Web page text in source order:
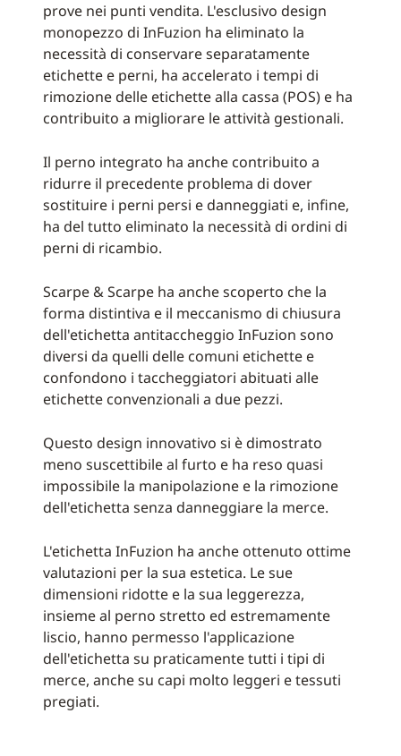
prove nei punti vendita. L'esclusivo design
monopezzo di InFuzion ha eliminato la
necessità di conservare separatamente
etichette e perni, ha accelerato i tempi di
rimozione delle etichette alla cassa (POS) e ha
contribuito a migliorare le attività gestionali.
Il perno integrato ha anche contribuito a
ridurre il precedente problema di dover
sostituire i perni persi e danneggiati e, infine,
ha del tutto eliminato la necessità di ordini di
perni di ricambio.
Scarpe & Scarpe ha anche scoperto che la
forma distintiva e il meccanismo di chiusura
dell'etichetta antitaccheggio InFuzion sono
diversi da quelli delle comuni etichette e
confondono i taccheggiatori abituati alle
etichette convenzionali a due pezzi.
Questo design innovativo si è dimostrato
meno suscettibile al furto e ha reso quasi
impossibile la manipolazione e la rimozione
dell'etichetta senza danneggiare la merce.
L'etichetta InFuzion ha anche ottenuto ottime
valutazioni per la sua estetica. Le sue
dimensioni ridotte e la sua leggerezza,
insieme al perno stretto ed estremamente
liscio, hanno permesso l'applicazione
dell'etichetta su praticamente tutti i tipi di
merce, anche su capi molto leggeri e tessuti
pregiati.